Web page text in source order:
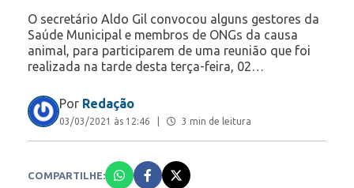
O secretário Aldo Gil convocou alguns gestores da
Saúde Municipal e membros de ONGs da causa
animal, para participarem de uma reunião que foi
realizada na tarde desta terça-feira, 02…
Por Redação
03/03/2021 às 12:46 3 min de leitura
COMPARTILHE: